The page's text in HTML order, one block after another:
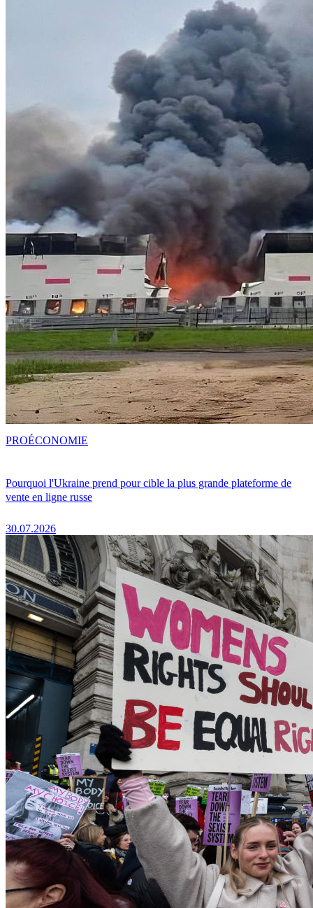
Pourquoi l'Ukraine prend pour cible la plus grande plateforme de
vente en ligne russe
30.07.2026
PROÉCONOMIE